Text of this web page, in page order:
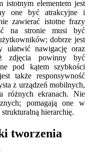
istotnym elementem jest
one być atrakcyjne i
zawierać istotne frazy
na stronie musi być
dobrze jest
nawigację oraz
zdjęcia powinny być
pod kątem szybkości
także responsywność
z urządzeń mobilnych,
różnych ekranach. Nie
pomagają one w
hierarchię.
tworzenia